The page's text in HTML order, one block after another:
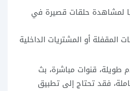
لمشاهدة حلقات قصيرة في
المقفلة أو المشتريات الداخلية
طويلة، قنوات مباشرة، بث
فقد تحتاج إلى تطبيق